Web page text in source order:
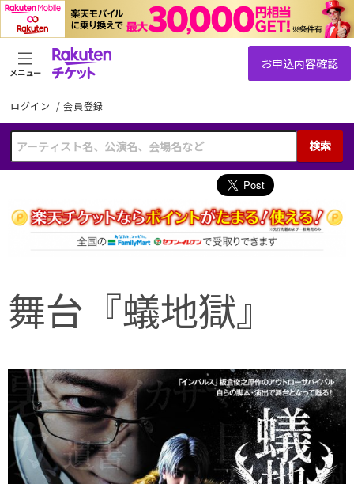
ログイン /会員登録
検索
メニュー
舞台『蟻地獄』